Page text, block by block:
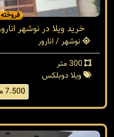
خرید ویلا در نوشهر
نوشهر / انارور
ویلا دوبلکس
7.500 میلیارد